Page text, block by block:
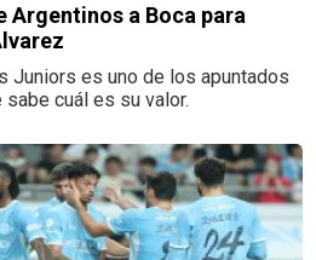
Argentinos a Boca para
Juniors es uno de los apuntados
cuál es su valor.